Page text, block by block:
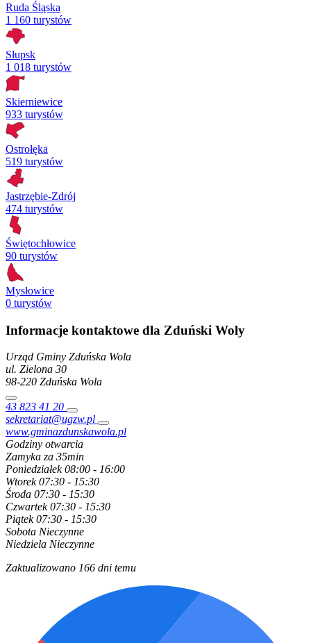
Ruda Śląska
1 160 turystów
Słupsk
1 018 turystów
Skierniewice
933 turystów
Ostrołęka
519 turystów
Jastrzębie-Zdrój
474 turystów
Świętochłowice
90 turystów
Mysłowice
0 turystów
Informacje kontaktowe dla Zduński Woly
Urząd Gminy Zduńska Wola
ul. Zielona 30
98-220 Zduńska Wola
43 823 41 20
sekretariat@ugzw.pl
www.gminazdunskawola.pl
Godziny otwarcia
Zamyka za 35min
Poniedziałek 08:00 - 16:00
Wtorek 07:30 - 15:30
Środa 07:30 - 15:30
Czwartek 07:30 - 15:30
Piątek 07:30 - 15:30
Sobota Nieczynne
Niedziela Nieczynne
Zaktualizowano 166 dni temu